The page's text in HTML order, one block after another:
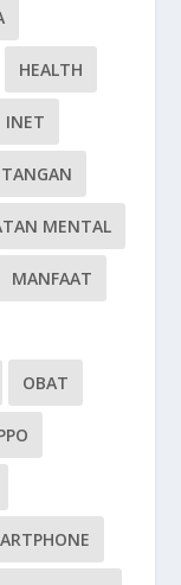
HEALTH
INET
MENTAL
MANFAAT
OBAT